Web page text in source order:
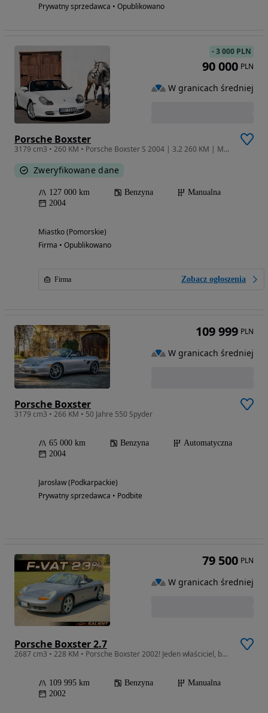
Prywatny sprzedawca • Opublikowano
Porsche Boxster
3179 cm3 • 260 KM • Porsche Boxster S 2004 | 3.2 260 KM | Manual | GT3 Look | 127 tys. km
Zweryfikowane dane
127 000 km Benzyna
Manualna
2004
Miastko (Pomorskie)
Firma • Opublikowano
Firma Zobacz ogłoszenia
-3 000 PLN
90 000 PLN
W granicach średniej
Porsche Boxster
3179 cm3 • 266 KM • 50 Jahre 550 Spyder
65 000 km Benzyna
Automatyczna
2004
Jarosław (Podkarpackie)
Prywatny sprzedawca • Podbite
109 999 PLN
W granicach średniej
Porsche Boxster 2.7
2687 cm3 • 228 KM • Porsche Boxster 2002! Jeden właściciel, bezwypadkowy, FVAT 23%!
109 995 km Benzyna
Manualna
2002
79 500 PLN
W granicach średniej